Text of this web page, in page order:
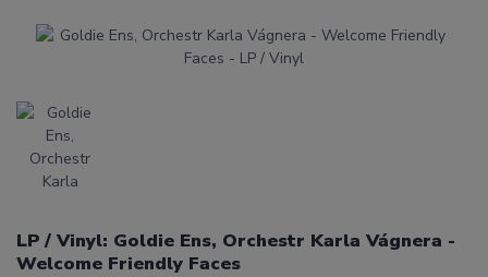
LP / Vinyl: Goldie Ens, Orchestr Karla Vágnera -
Welcome Friendly Faces